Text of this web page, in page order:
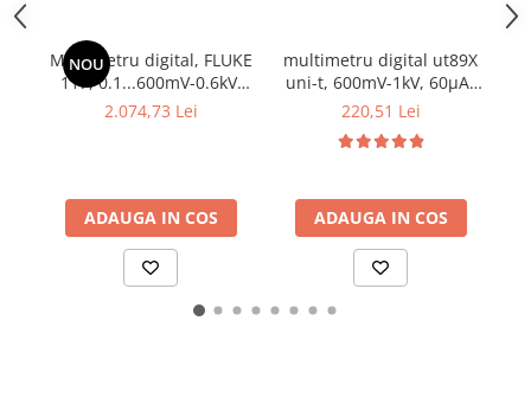
Osciloscoape KEYSIGHT
Osciloscoape OWON
Osciloscoape Peaktech
Osciloscoape UNI-T
NOU
Multimetru digital, FLUKE
117, 0.1...600mV-0.6kV,
1mA...6A
2.074,73 Lei
ADAUGA IN COS
multimetru digital ut89X
uni-t, 600mV-1kV, 60µA-
20A
220,51 Lei
ADAUGA IN COS